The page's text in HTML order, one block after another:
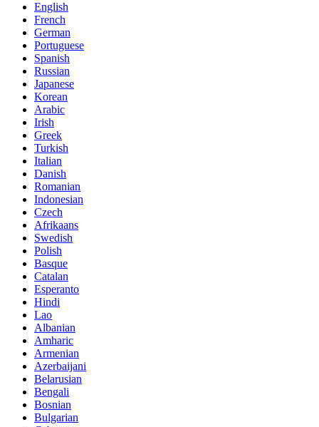
English
French
German
Portuguese
Spanish
Russian
Japanese
Korean
Arabic
Irish
Greek
Turkish
Italian
Danish
Romanian
Indonesian
Czech
Afrikaans
Swedish
Polish
Basque
Catalan
Esperanto
Hindi
Lao
Albanian
Amharic
Armenian
Azerbaijani
Belarusian
Bengali
Bosnian
Bulgarian